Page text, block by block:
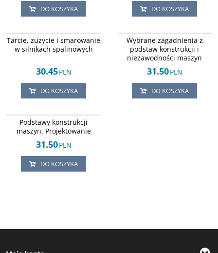
DO KOSZYKA DO KOSZYKA
DOSTAWA EXPRESS
Tarcie, zużycie i smarowanie
w silnikach spalinowych
30.45PLN
DO KOSZYKA
DOSTAWA EXPRESS
Wybrane zagadnienia z
podstaw konstrukcji i
niezawodności maszyn
31.50PLN
DO KOSZYKA
DOSTAWA EXPRESS
Podstawy konstrukcji
maszyn. Projektowanie
31.50PLN
DO KOSZYKA